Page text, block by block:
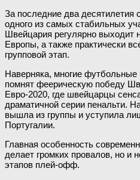
За последние два десятилетия
одного из самых стабильных
Швейцария регулярно выходит
Европы, а также практически
групповой этап.
Наверняка, многие
помнят феерическую победу
Евро-2020, где швейцарцы
драматичной серии пенальти.
вышла из группы и уступила
Португалии.
Главная особенность
делает громких провалов, но
этапов плей-офф.